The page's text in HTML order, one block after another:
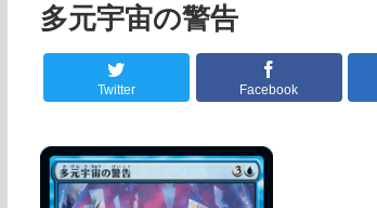
多元宇宙の警告
Twitter Facebook